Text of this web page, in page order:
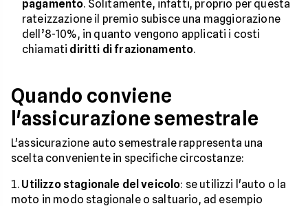
pagamento. Solitamente, infatti, proprio per questa
rateizzazione il premio subisce una maggiorazione
dell’8-10%, in quanto vengono applicati i costi
chiamati diritti di frazionamento.
Quando conviene
l'assicurazione semestrale
L'assicurazione auto semestrale rappresenta una
scelta conveniente in specifiche circostanze:
Utilizzo stagionale del veicolo: se utilizzi l'auto o la
moto in modo stagionale o saltuario, ad esempio